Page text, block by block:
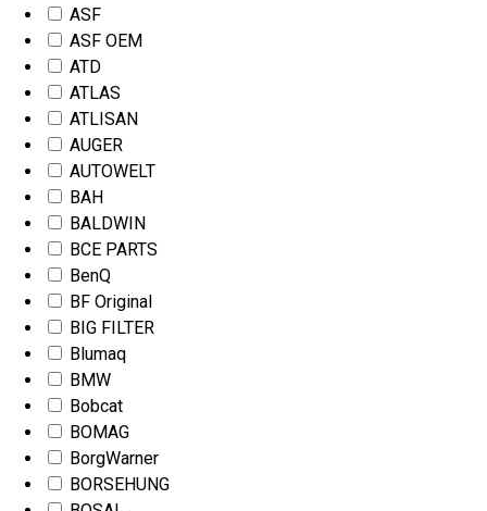
ASF
ASF OEM
ATD
ATLAS
ATLISAN
AUGER
AUTOWELT
BAH
BALDWIN
BCE PARTS
BenQ
BF Original
BIG FILTER
Blumaq
BMW
Bobcat
BOMAG
BorgWarner
BORSEHUNG